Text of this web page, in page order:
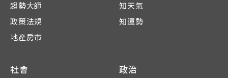
趨勢大師
政策法規
地產房市
知天氣
知運勢
社會 政治